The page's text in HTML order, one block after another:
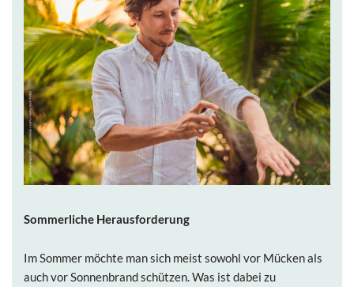
Sommerliche Herausforderung
Im Sommer möchte man sich meist sowohl vor Mücken als
auch vor Sonnenbrand schützen. Was ist dabei zu